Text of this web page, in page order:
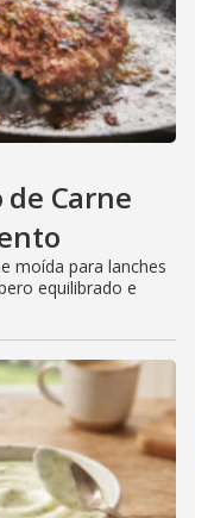
Carne
moída para lanches
equilibrado e